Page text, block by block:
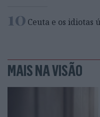
10 Ceuta e os idiotas
MAIS NA VISÃO